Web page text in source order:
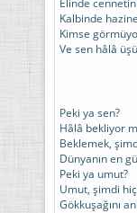
Elinde cennetin
Kalbinde
Kimse
Ve sen hâlâ
Peki ya sen?
Hâlâ bekliyor
Beklemek,
Dünyanın en
Peki ya umut?
Umut, şimdi
Gökkuşağını